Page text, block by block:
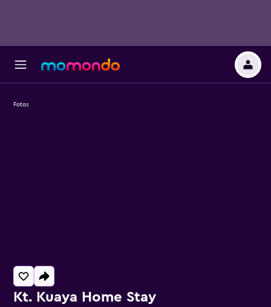
Kt. Kuaya Home Stay
Fotos